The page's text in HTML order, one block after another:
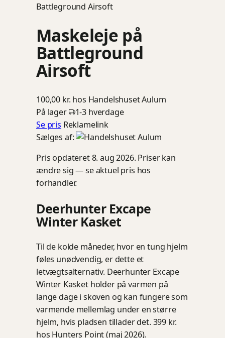
Battleground Airsoft
Maskeleje på
Battleground
Airsoft
100,00 kr. hos Handelshuset Aulum
På lager
1-3 hverdage
Se pris Reklamelink
Sælges af:
Pris opdateret 8. aug 2026. Priser kan
ændre sig — se aktuel pris hos
forhandler.
Deerhunter Excape
Winter Kasket
Til de kolde måneder, hvor en tung hjelm
føles unødvendig, er dette et
letvægtsalternativ. Deerhunter Excape
Winter Kasket holder på varmen på
lange dage i skoven og kan fungere som
varmende mellemlag under en større
hjelm, hvis pladsen tillader det. 399 kr.
hos Hunters Point (maj 2026).